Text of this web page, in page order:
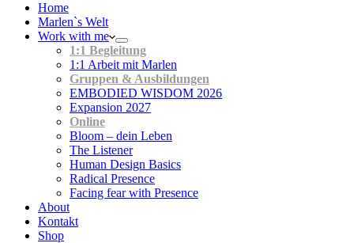
Home
Marlen`s Welt
Work with me
1:1 Begleitung
1:1 Arbeit mit Marlen
Gruppen & Ausbildungen
EMBODIED WISDOM 2026
Expansion 2027
Online
Bloom – dein Leben
The Listener
Human Design Basics
Radical Presence
Facing fear with Presence
About
Kontakt
Shop